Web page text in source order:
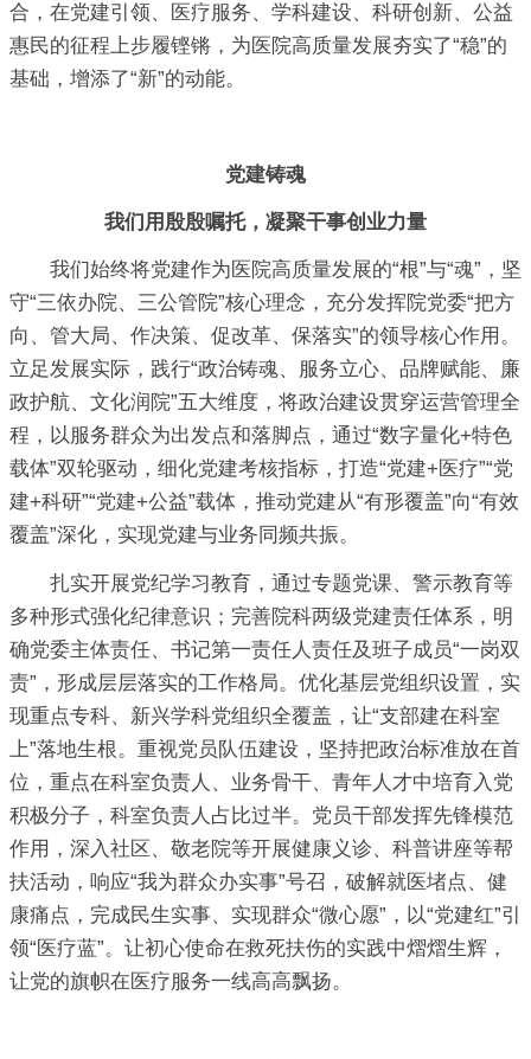
合，在党建引领、医疗服务、学科建设、科研创新、公益
惠民的征程上步履铿锵，为医院高质量发展夯实了“稳”的
基础，增添了“新”的动能。
党建铸魂
我们用殷殷嘱托，凝聚干事创业力量
我们始终将党建作为医院高质量发展的“根”与“魂”，坚
守“三依办院、三公管院”核心理念，充分发挥院党委“把方
向、管大局、作决策、促改革、保落实”的领导核心作用。
立足发展实际，践行“政治铸魂、服务立心、品牌赋能、廉
政护航、文化润院”五大维度，将政治建设贯穿运营管理全
程，以服务群众为出发点和落脚点，通过“数字量化+特色
载体”双轮驱动，细化党建考核指标，打造“党建+医疗”“党
建+科研”“党建+公益”载体，推动党建从“有形覆盖”向“有效
覆盖”深化，实现党建与业务同频共振。
扎实开展党纪学习教育，通过专题党课、警示教育等
多种形式强化纪律意识；完善院科两级党建责任体系，明
确党委主体责任、书记第一责任人责任及班子成员“一岗双
责”，形成层层落实的工作格局。优化基层党组织设置，实
现重点专科、新兴学科党组织全覆盖，让“支部建在科室
上”落地生根。重视党员队伍建设，坚持把政治标准放在首
位，重点在科室负责人、业务骨干、青年人才中培育入党
积极分子，科室负责人占比过半。党员干部发挥先锋模范
作用，深入社区、敬老院等开展健康义诊、科普讲座等帮
扶活动，响应“我为群众办实事”号召，破解就医堵点、健
康痛点，完成民生实事、实现群众“微心愿”，以“党建红”引
领“医疗蓝”。让初心使命在救死扶伤的实践中熠熠生辉，
让党的旗帜在医疗服务一线高高飘扬。